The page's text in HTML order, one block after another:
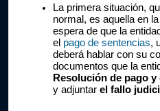
La primera situación,
normal, es aquella en
espera de que la
el pago de sentencias,
deberá hablar con su
documentos que la
y adjuntar el fallo